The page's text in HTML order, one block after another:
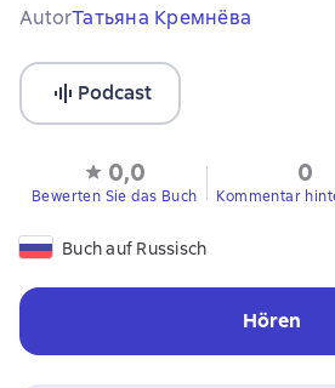
AutorТатьяна Кремнёва
Podcast
0,0
Bewerten Sie das Buch
0
Kommentar
Buch auf Russisch
Hören